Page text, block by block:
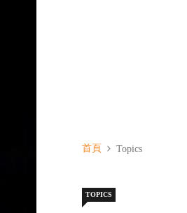
首頁 Topics
TOPICS